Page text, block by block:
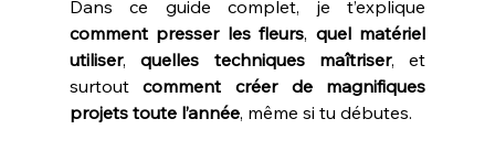
comment presser les fleurs, quel matériel
utiliser, quelles techniques maîtriser, et
surtout comment créer de magnifiques
projets toute l’année, même si tu débutes.